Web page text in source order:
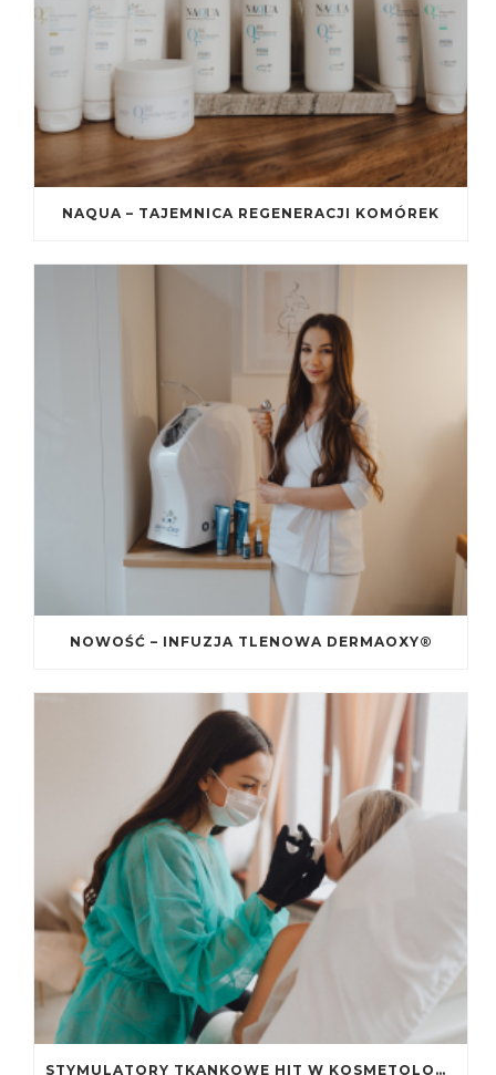
NAQUA – TAJEMNICA REGENERACJI KOMÓREK
NOWOŚĆ – INFUZJA TLENOWA DERMAOXY®
STYMULATORY TKANKOWE HIT W KOSMETOLOGII